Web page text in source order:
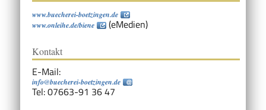
www.buecherei-boetzingen.de
www.onleihe.de/biene
(eMedien)
Kontakt
E-Mail:
info@buecherei-boetzingen.de
Tel: 07663-91 36 47